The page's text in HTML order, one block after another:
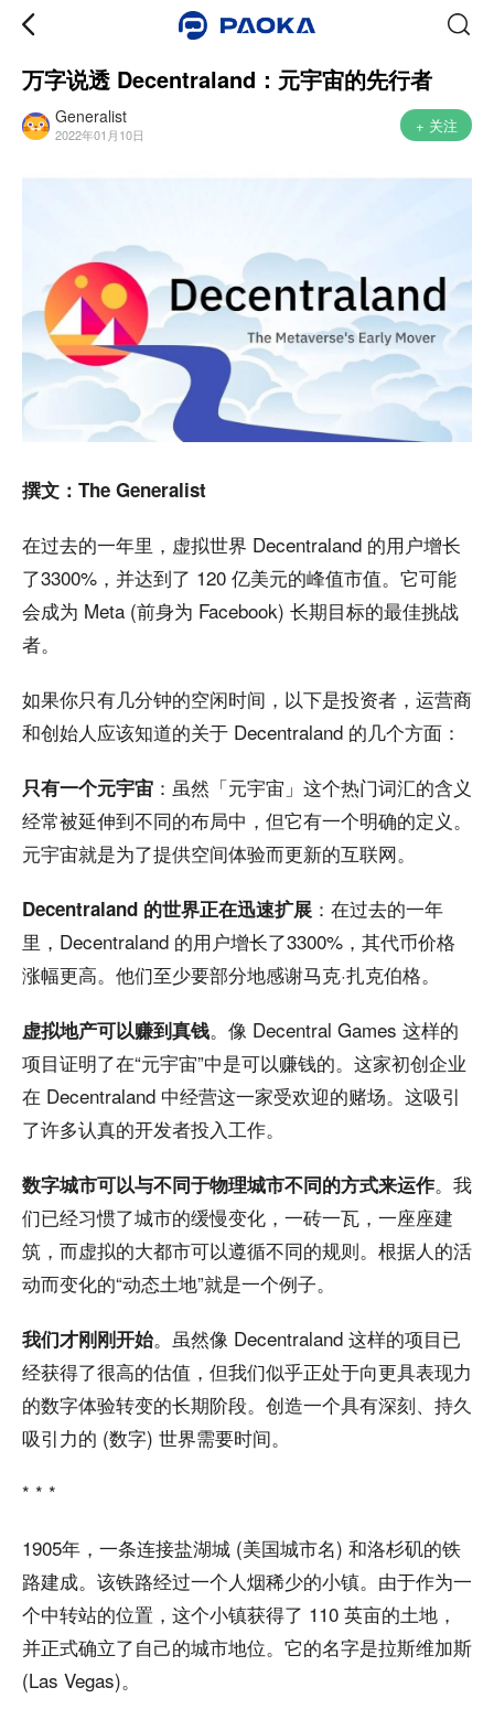
万字说透 Decentraland：元宇宙的先行者
Generalist
2022年01月10日 + 关注
撰文： The Generalist
在过去的一年里，虚拟世界 Decentraland 的用户增长
了3300%，并达到了 120 亿美元的峰值市值。它可能
会成为 Meta (前身为 Facebook) 长期目标的最佳挑战
者。
如果你只有几分钟的空闲时间，以下是投资者，运营商
和创始人应该知道的关于 Decentraland 的几个方面：
只有一个元宇宙 ：虽然「元宇宙」这个热门词汇的含义
经常被延伸到不同的布局中，但它有一个明确的定义。
元宇宙就是为了提供空间体验而更新的互联网。
Decentraland 的世界正在迅速扩展 ：在过去的一年
里，Decentraland 的用户增长了3300%，其代币价格
涨幅更高。他们至少要部分地感谢马克·扎克伯格。
虚拟地产可以赚到真钱。像 Decentral Games 这样的
项目证明了在“元宇宙”中是可以赚钱的。这家初创企业
在 Decentraland 中经营这一家受欢迎的赌场。这吸引
了许多认真的开发者投入工作。
数字城市可以与不同于物理城市不同的方式来运作。我
们已经习惯了城市的缓慢变化，一砖一瓦，一座座建
筑，而虚拟的大都市可以遵循不同的规则。根据人的活
动而变化的“动态土地”就是一个例子。
我们才刚刚开始。虽然像 Decentraland 这样的项目已
经获得了很高的估值，但我们似乎正处于向更具表现力
的数字体验转变的长期阶段。创造一个具有深刻、持久
吸引力的 (数字) 世界需要时间。
* * *
1905年，一条连接盐湖城 (美国城市名) 和洛杉矶的铁
路建成。该铁路经过一个人烟稀少的小镇。由于作为一
个中转站的位置，这个小镇获得了 110 英亩的土地，
并正式确立了自己的城市地位。它的名字是拉斯维加斯
(Las Vegas)。